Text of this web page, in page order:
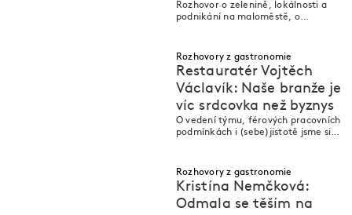
Rozhovor o zelenině, lokálnosti a
podnikání na maloměstě, o
se šéfkuchařem Pavlem Drdelem z
restaurace Sůl a řepa.
Rozhovory z gastronomie
Restauratér Vojtěch
Václavík: Naše branže je
víc srdcovka než byznys
O vedení týmu, férových pracovních
podmínkách i (sebe)jistotě jsme si
Rozhovory z gastronomie
Kristína Nemčková:
Odmala se těším na